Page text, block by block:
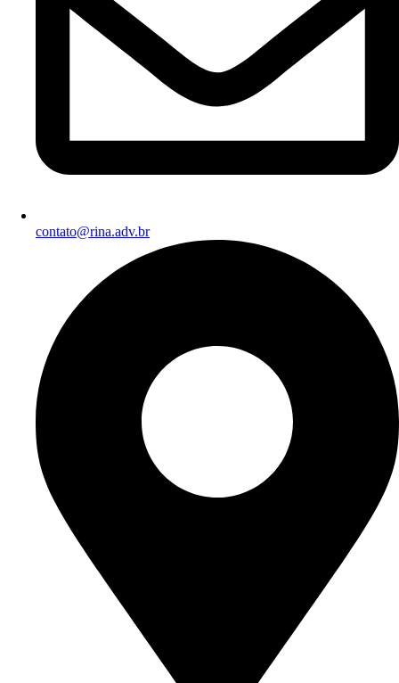
contato@rina.adv.br